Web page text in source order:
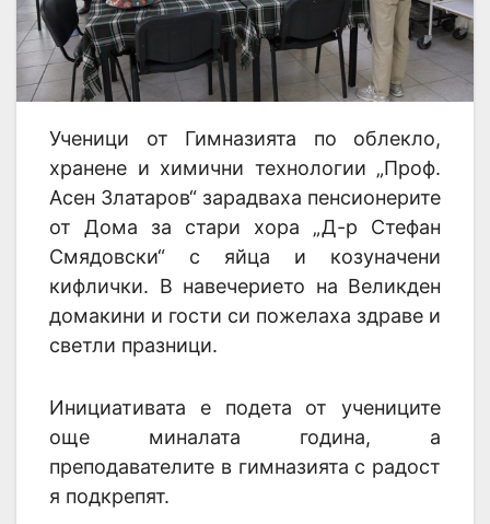
Ученици от Гимназията по облекло,
хранене и химични технологии „Проф.
Асен Златаров“ зарадваха пенсионерите
от Дома за стари хора „Д-р Стефан
Смядовски“ с яйца и козуначени
кифлички. В навечерието на Великден
домакини и гости си пожелаха здраве и
светли празници.
Инициативата е подета от учениците
още миналата година, а
преподавателите в гимназията с радост
я подкрепят.